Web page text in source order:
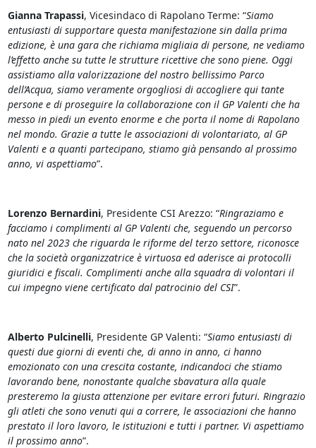
Gianna Trapassi, Vicesindaco di Rapolano Terme: “Siamo
entusiasti di supportare questa manifestazione sin dalla prima
edizione, è una gara che richiama migliaia di persone, ne vediamo
l’effetto anche su tutte le strutture ricettive che sono piene. Oggi
assistiamo alla valorizzazione del nostro bellissimo Parco
dell’Acqua, siamo veramente orgogliosi di accogliere qui tante
persone e di proseguire la collaborazione con il GP Valenti che ha
messo in piedi un evento enorme e che porta il nome di Rapolano
nel mondo. Grazie a tutte le associazioni di volontariato, al GP
Valenti e a quanti partecipano, stiamo già pensando al prossimo
anno, vi aspettiamo”.
Lorenzo Bernardini, Presidente CSI Arezzo: “Ringraziamo e
facciamo i complimenti al GP Valenti che, seguendo un percorso
nato nel 2023 che riguarda le riforme del terzo settore, riconosce
che la società organizzatrice è virtuosa ed aderisce ai protocolli
giuridici e fiscali. Complimenti anche alla squadra di volontari il
cui impegno viene certificato dal patrocinio del CSI”.
Alberto Pulcinelli, Presidente GP Valenti: “Siamo entusiasti di
questi due giorni di eventi che, di anno in anno, ci hanno
emozionato con una crescita costante, indicandoci che stiamo
lavorando bene, nonostante qualche sbavatura alla quale
presteremo la giusta attenzione per evitare errori futuri. Ringrazio
gli atleti che sono venuti qui a correre, le associazioni che hanno
prestato il loro lavoro, le istituzioni e tutti i partner. Vi aspettiamo
il prossimo anno”.